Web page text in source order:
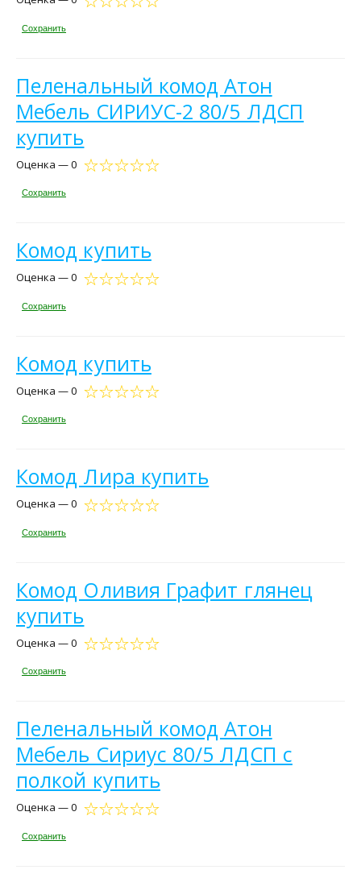
Сохранить
Пеленальный комод Атон
Мебель СИРИУС-2 80/5 ЛДСП
купить
Оценка — 0
Сохранить
Комод купить
Оценка — 0
Сохранить
Комод купить
Оценка — 0
Сохранить
Комод Лира купить
Оценка — 0
Сохранить
Комод Оливия Графит глянец
купить
Оценка — 0
Сохранить
Пеленальный комод Атон
Мебель Сириус 80/5 ЛДСП с
полкой купить
Оценка — 0
Сохранить